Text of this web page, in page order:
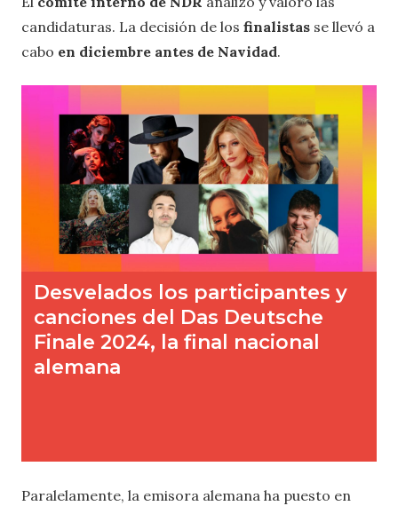
candidaturas. La decisión de los finalistas se llevó a
cabo en diciembre antes de Navidad.
Paralelamente, la emisora alemana ha puesto en